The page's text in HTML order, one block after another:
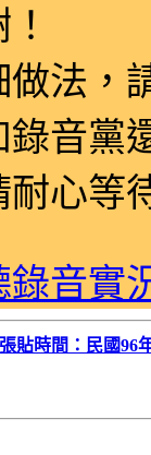
做法，
錄音黨
耐心等
錄音實
貼時間：民國96